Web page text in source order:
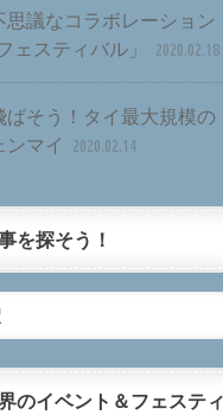
思議なコラボレーション
ェスティバル」
2020.02.18
ばそう！タイ最大規模の
ンマイ
2020.02.14
を探そう！
のイベント＆フェステ